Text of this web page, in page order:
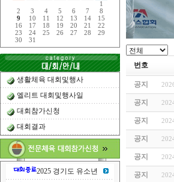
1
2
3 4 5 6 7
8
9
10 11 12 13 14
15
16
17 18 19 20 21
22
23
24 25 26 27 28
29
30
31
생활체육 대회및행사
엘리트 대회및행사일
대회참가신청
대회결과
2025 경기도 유소년
번호
공지
공지
공지
공지
공지
공지